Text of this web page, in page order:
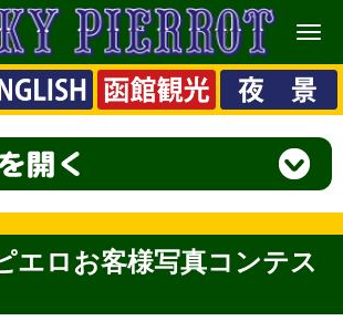
メ
ニ
ュ
ー
エロお客様写真コンテス